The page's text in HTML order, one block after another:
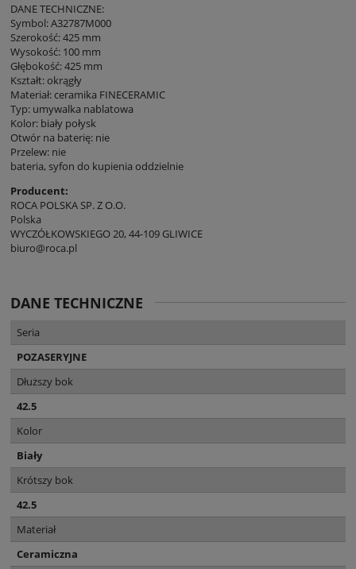
DANE TECHNICZNE:
Symbol: A32787M000
Szerokość: 425 mm
Wysokość: 100 mm
Głębokość: 425 mm
Kształt: okrągły
Materiał: ceramika FINECERAMIC
Typ: umywalka nablatowa
Kolor: biały połysk
Otwór na baterię: nie
Przelew: nie
bateria, syfon do kupienia oddzielnie
Producent:
ROCA POLSKA SP. Z O.O.
Polska
WYCZÓŁKOWSKIEGO 20, 44-109 GLIWICE
biuro@roca.pl
DANE TECHNICZNE
Seria
POZASERYJNE
Dłuższy bok
42.5
Kolor
Biały
Krótszy bok
42.5
Materiał
Ceramiczna